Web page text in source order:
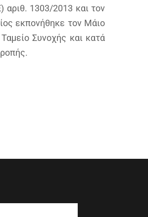
αριθ. 1303/2013 και τον
εκπονήθηκε τον Μάιο
Συνοχής και κατά